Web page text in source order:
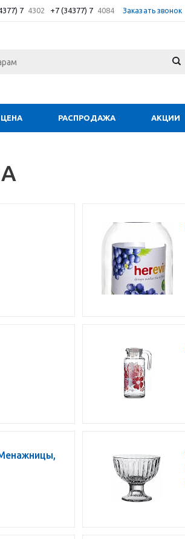
7 4302 +7 (34377) 7 4084 Заказать звонок
РАСПРОДАЖА АКЦИИ